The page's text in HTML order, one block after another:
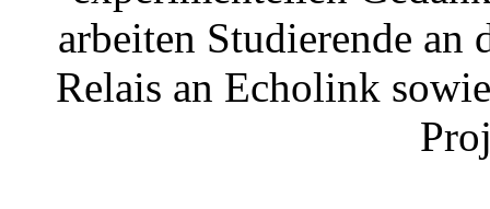
arbeiten Studierende an
Relais an Echolink